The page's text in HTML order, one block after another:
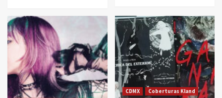
CDMX
Coberturas Kland